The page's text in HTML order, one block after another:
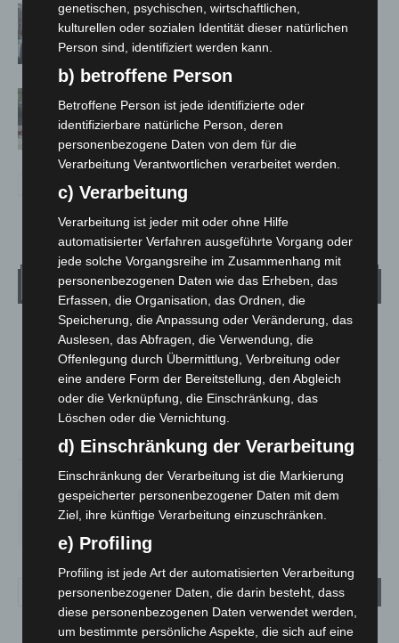
Celle: Mensch stirbt bei Bagger-Unfall
auf Baustelle
Gasleitung bei McDonald’s-Umbau in
Langenhagen beschädigt
Wetter
LANGENHAGEN
Überwiegend Bewölkt
21°C 21.7 °
59% 3.9m/s 77%
21° 26° 32° 31°
genetischen, psychischen, wirtschaftlichen,
kulturellen oder sozialen Identität dieser natürlichen
Person sind, identifiziert werden kann.
b) betroffene Person
Betroffene Person ist jede identifizierte oder
identifizierbare natürliche Person, deren
personenbezogene Daten von dem für die
Verarbeitung Verantwortlichen verarbeitet werden.
c) Verarbeitung
Verarbeitung ist jeder mit oder ohne Hilfe
automatisierter Verfahren ausgeführte Vorgang oder
jede solche Vorgangsreihe im Zusammenhang mit
personenbezogenen Daten wie das Erheben, das
Erfassen, die Organisation, das Ordnen, die
Speicherung, die Anpassung oder Veränderung, das
Auslesen, das Abfragen, die Verwendung, die
Offenlegung durch Übermittlung, Verbreitung oder
eine andere Form der Bereitstellung, den Abgleich
oder die Verknüpfung, die Einschränkung, das
Löschen oder die Vernichtung.
d) Einschränkung der Verarbeitung
Einschränkung der Verarbeitung ist die Markierung
gespeicherter personenbezogener Daten mit dem
Ziel, ihre künftige Verarbeitung einzuschränken.
e) Profiling
Profiling ist jede Art der automatisierten Verarbeitung
personenbezogener Daten, die darin besteht, dass
diese personenbezogenen Daten verwendet werden,
um bestimmte persönliche Aspekte, die sich auf eine